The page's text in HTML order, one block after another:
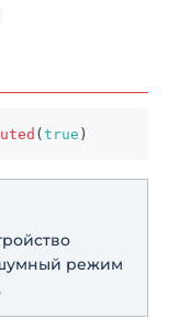
( true )
режим